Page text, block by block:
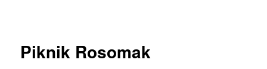
Piknik Rosomak